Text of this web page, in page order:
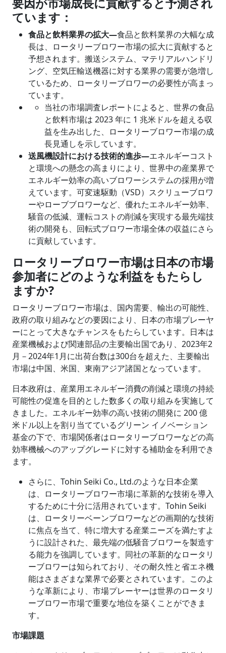
ています：
食品と飲料業界の拡大―食品と飲料業界の大幅な成
長は、ロータリーブロワー市場の拡大に貢献すると
予想されます。搬送システム、マテリアルハンドリ
ング、空気圧輸送機器に対する業界の需要が急増し
ているため、ロータリーブロワーの必要性が高まっ
ています。
当社の市場調査レポートによると、世界の食品
と飲料市場は 2023 年に 1 兆米ドルを超える収
益を生み出した、ロータリーブロワー市場の成
長見通しを示しています。
送風機設計における技術的進歩―エネルギーコスト
と環境への懸念の高まりにより、世界中の産業界で
エネルギー効率の高いブロワーシステムの採用が増
えています。可変速駆動（VSD）スクリューブロワ
ーやローブブロワーなど、優れたエネルギー効率、
騒音の低減、運転コストの削減を実現する最先端技
術の開発も、回転式ブロワー市場全体の収益にさら
に貢献しています。
ロータリーブロワー市場は日本の市場
参加者にどのような利益をもたらし
ますか?
ロータリーブロワー市場は、国内需要、輸出の可能性、
政府の取り組みなどの要因により、日本の市場プレーヤ
ーにとって大きなチャンスをもたらしています。日本は
産業機械および関連部品の主要輸出国であり、2023年2
月－2024年1月に出荷台数は300台を超えた、主要輸出
市場は中国、米国、東南アジア諸国となっています。
日本政府は、産業用エネルギー消費の削減と環境の持続
可能性の促進を目的とした数多くの取り組みを実施して
きました。エネルギー効率の高い技術の開発に 200 億
米ドル以上を割り当てているグリーン イノベーション
基金の下で、市場関係者はロータリーブロワーなどの高
効率機械へのアップグレードに対する補助金を利用でき
ます。
さらに、Tohin Seiki Co., Ltd.のような日本企業
は、ロータリーブロワー市場に革新的な技術を導入
するために十分に活用されています。Tohin Seiki
は、ロータリーベーンブロワーなどの画期的な技術
に焦点を当て、特に増大する産業ニーズを満たすよ
うに設計された、最先端の低騒音ブロワーを製造す
る能力を強調しています。同社の革新的なロータリ
ーブロワーは知られており、その耐久性と省エネ機
能はさまざまな業界で必要とされています。このよ
うな革新により、市場プレーヤーは世界のロータリ
ーブロワー市場で重要な地位を築くことができま
す。
市場課題